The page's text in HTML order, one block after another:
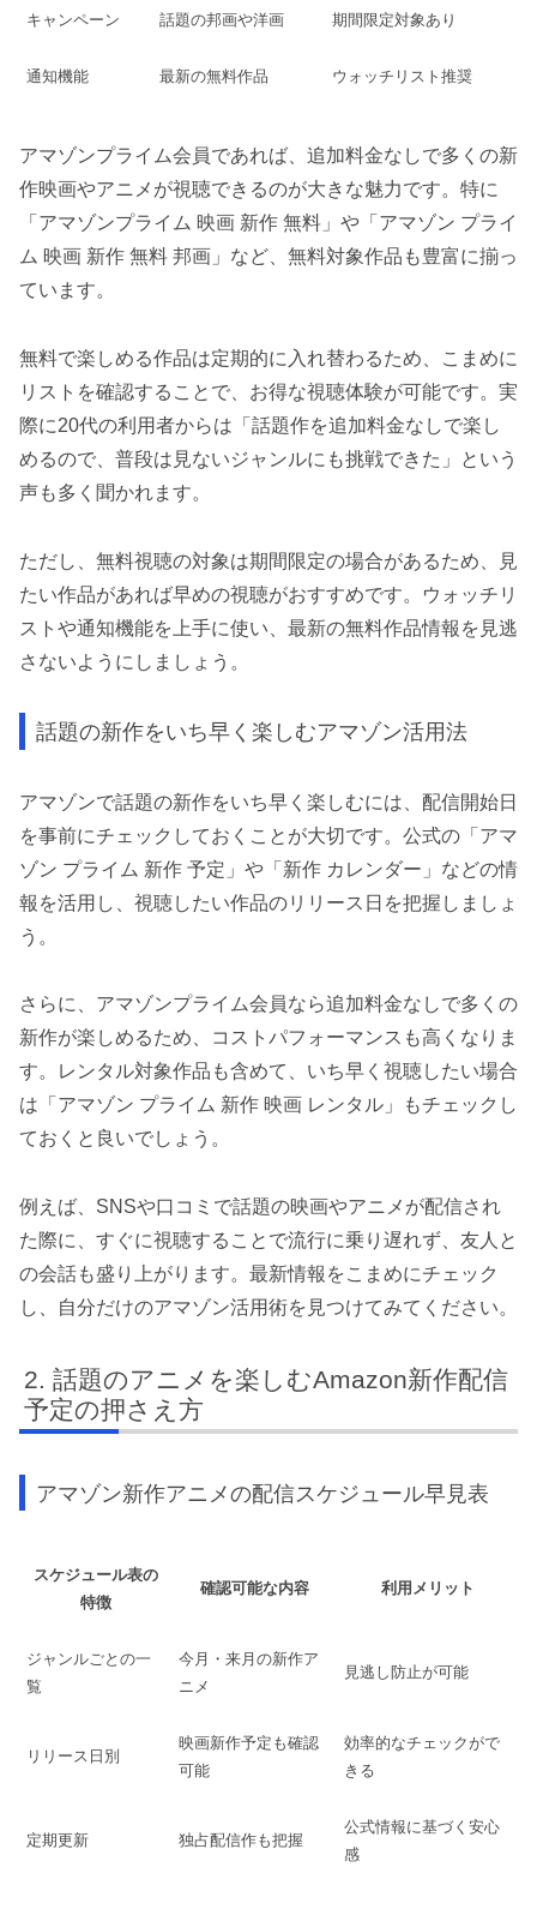
キャンペーン 話題の邦画や洋画 期間限定対象あり
通知機能 最新の無料作品 ウォッチリスト推奨
アマゾンプライム会員であれば、追加料金なしで多くの新
作映画やアニメが視聴できるのが大きな魅力です。特に
「アマゾンプライム 映画 新作 無料」や「アマゾン プライ
ム 映画 新作 無料 邦画」など、無料対象作品も豊富に揃っ
ています。
無料で楽しめる作品は定期的に入れ替わるため、こまめに
リストを確認することで、お得な視聴体験が可能です。実
際に20代の利用者からは「話題作を追加料金なしで楽し
めるので、普段は見ないジャンルにも挑戦できた」という
声も多く聞かれます。
ただし、無料視聴の対象は期間限定の場合があるため、見
たい作品があれば早めの視聴がおすすめです。ウォッチリ
ストや通知機能を上手に使い、最新の無料作品情報を見逃
さないようにしましょう。
話題の新作をいち早く楽しむアマゾン活用法
アマゾンで話題の新作をいち早く楽しむには、配信開始日
を事前にチェックしておくことが大切です。公式の「アマ
ゾン プライム 新作 予定」や「新作 カレンダー」などの情
報を活用し、視聴したい作品のリリース日を把握しましょ
う。
さらに、アマゾンプライム会員なら追加料金なしで多くの
新作が楽しめるため、コストパフォーマンスも高くなりま
す。レンタル対象作品も含めて、いち早く視聴したい場合
は「アマゾン プライム 新作 映画 レンタル」もチェックし
ておくと良いでしょう。
例えば、SNSや口コミで話題の映画やアニメが配信され
た際に、すぐに視聴することで流行に乗り遅れず、友人と
の会話も盛り上がります。最新情報をこまめにチェック
し、自分だけのアマゾン活用術を見つけてみてください。
話題のアニメを楽しむAmazon新作配信
予定の押さえ方
アマゾン新作アニメの配信スケジュール早見表
スケジュール表の
特徴
確認可能な内容 利用メリット
ジャンルごとの一
覧
今月・来月の新作ア
ニメ
見逃し防止が可能
リリース日別
映画新作予定も確認
可能
効率的なチェックがで
きる
定期更新 独占配信作も把握
公式情報に基づく安心
感